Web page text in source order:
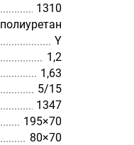
1310
полиуретан
Y
1,2
1,63
5/15
1347
195×70
80×70